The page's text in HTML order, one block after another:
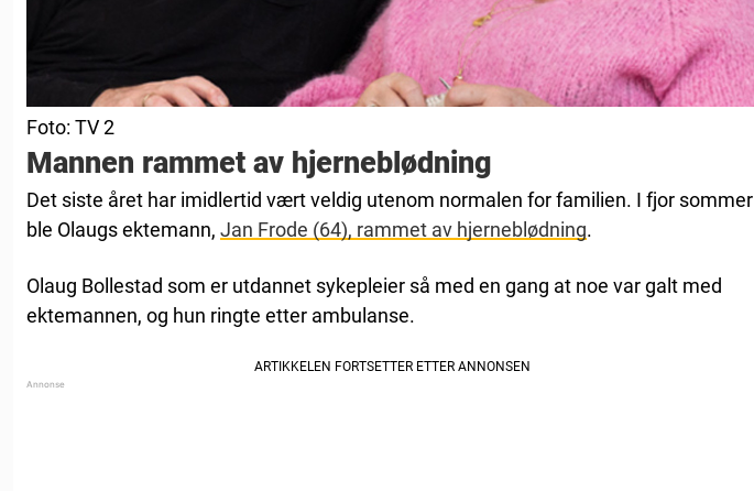
Foto: TV 2
Mannen rammet av hjerneblødning
Det siste året har imidlertid vært veldig utenom normalen for familien. I fjor sommer
ble Olaugs ektemann, Jan Frode (64), rammet av hjerneblødning.
Olaug Bollestad som er utdannet sykepleier så med en gang at noe var galt med
ektemannen, og hun ringte etter ambulanse.